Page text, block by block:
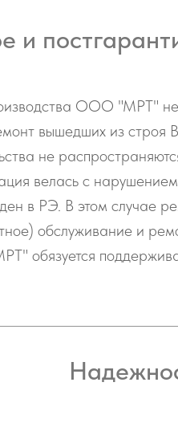
и
ООО "МРТ"
вышедших из
не
велась с
в РЭ. В этом случае
обслуживание и
обязуется